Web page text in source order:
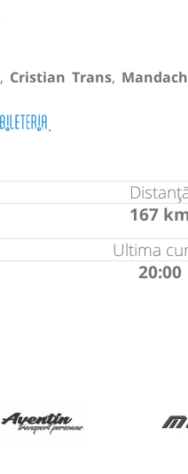
, Cristian Trans,
.
167
Ultima
20:00